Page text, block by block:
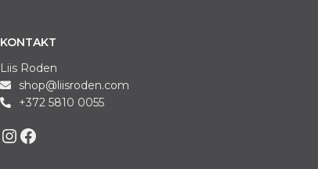
KONTAKT
Liis Roden
shop@liisroden.com
+372 5810 0055
Liis on InstagramLiis on Facebook